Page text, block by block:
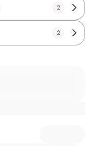
2
2